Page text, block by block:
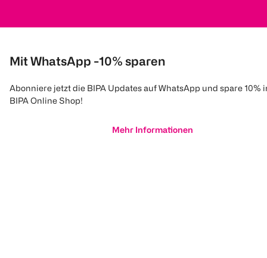
Mit WhatsApp -10% sparen
Abonniere jetzt die BIPA Updates auf WhatsApp und spare 10%
BIPA Online Shop!
Mehr Informationen